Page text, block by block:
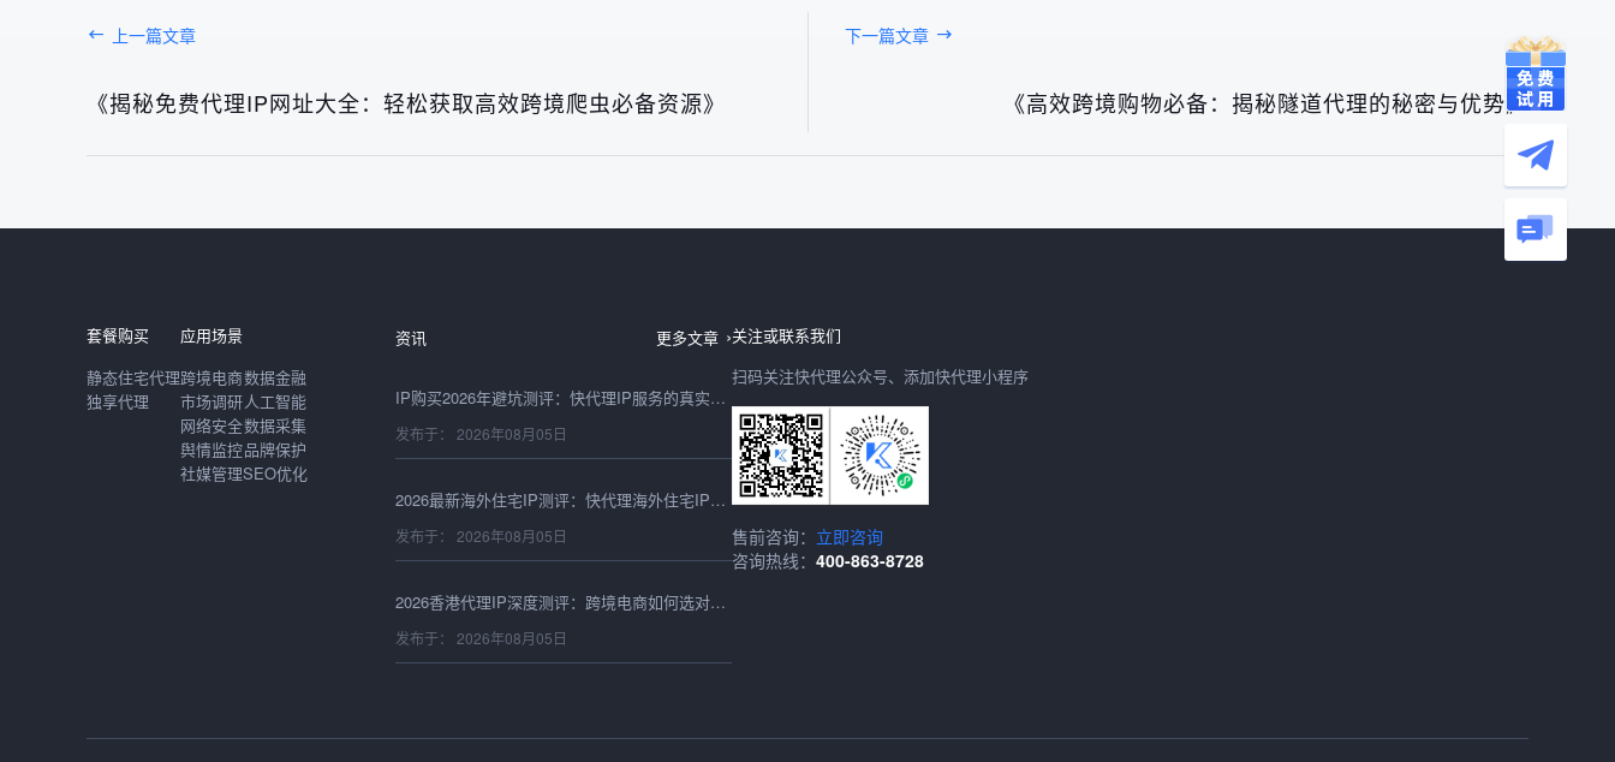
上一篇文章
《揭秘免费代理IP网址大全：轻松获取高效跨境爬虫必备资源》
下一篇文章
《高效跨境购物必备：揭秘隧道代理的秘密与优势》
套餐购买
静态住宅代理
独享代理
应用场景
跨境电商
市场调研
网络安全
舆情监控
社媒管理
数据金融
人工智能
数据采集
品牌保护
SEO优化
资讯 更多文章
发布于： 2026年08月06日
IP购买2026年避坑测评：快代理IP服务的真实性能与性价比实测
发布于： 2026年08月05日
2026最新海外住宅IP测评：快代理海外住宅IP跨境适配与性能实测
发布于： 2026年08月05日
2026香港代理IP深度测评：跨境电商如何选对高速稳定的节点？
发布于： 2026年08月05日
发布于： 2026年08月05日
关注或联系我们
扫码关注快代理公众号、添加快代理小程序
售前咨询： 立即咨询
咨询热线： 400-863-8728